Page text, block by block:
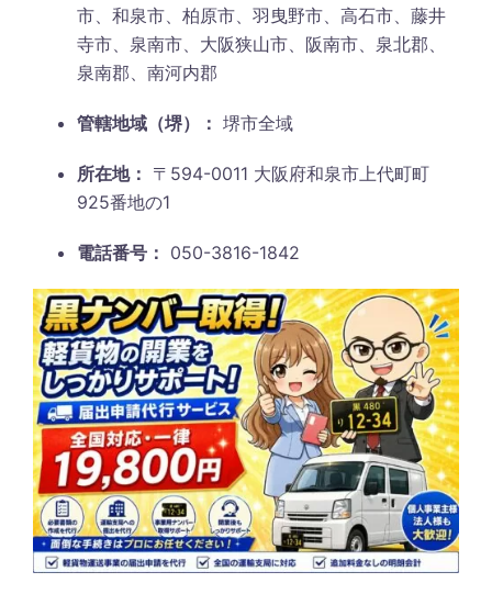
市、和泉市、柏原市、羽曳野市、高石市、藤井
寺市、泉南市、大阪狭山市、阪南市、泉北郡、
泉南郡、南河内郡
管轄地域（堺）： 堺市全域
所在地： 〒594-0011 大阪府和泉市上代町町
925番地の1
電話番号： 050-3816-1842